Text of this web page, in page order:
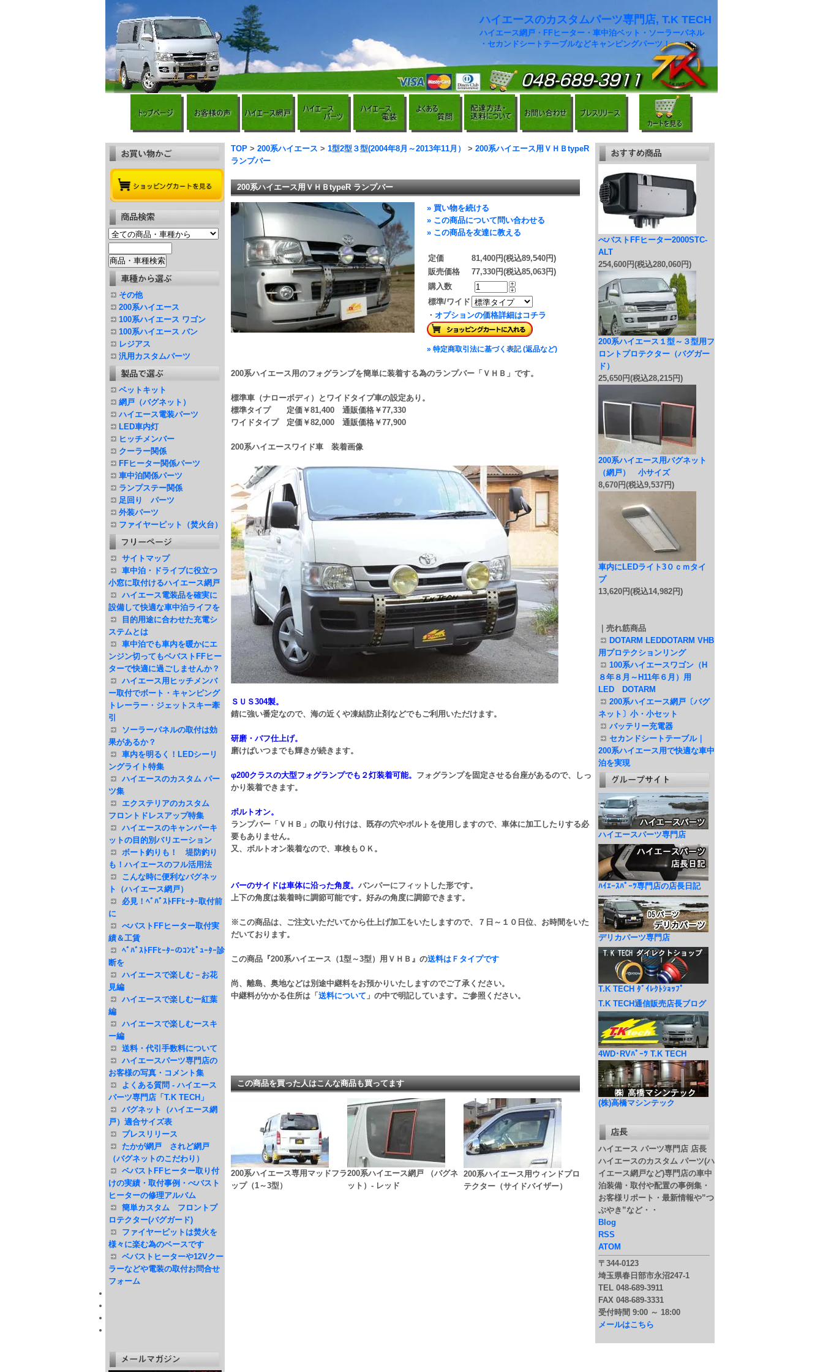
ハイエースのカスタムパーツ専門店, T.K TECH
ハイエース網戸・FFヒーター・車中泊ベット・ソーラーパネル
・セカンドシートテーブルなどキャンピングパーツ！
TOP > 200系ハイエース > 1型2型３型(2004年8月～2013年11月） > 200系ハイエース用ＶＨＢtypeR
ランプバー
200系ハイエース用ＶＨＢtypeR ランプバー
» 買い物を続ける
» この商品について問い合わせる
» この商品を友達に教える
定価
81,400円(税込89,540円)
販売価格
77,330円(税込85,063円)
購入数
標準/ワイド
・ オプションの価格詳細はコチラ
» 特定商取引法に基づく表記 (返品など)
200系ハイエース用のフォグランプを簡単に装着する為のランプバー「ＶＨＢ」です。
標準車（ナローボディ）とワイドタイプ車の設定あり。
標準タイプ 定価￥81,400 通販価格￥77,330
ワイドタイプ 定価￥82,000 通販価格￥77,900
200系ハイエースワイド車 装着画像
ＳＵＳ304製。
錆に強い番定なので、海の近くや凍結防止剤などでもご利用いただけます。
研磨・バフ仕上げ。
磨けばいつまでも輝きが続きます。
φ200クラスの大型フォグランプでも２灯装着可能。 フォグランプを固定させる台座があるので、しっ
かり装着できます。
ボルトオン。
ランプバー「ＶＨＢ」の取り付けは、既存の穴やボルトを使用しますので、車体に加工したりする必
要もありません。
又、ボルトオン装着なので、車検もＯＫ。
バーのサイドは車体に沿った角度。 バンパーにフィットした形です。
上下の角度は装着時に調節可能です。好みの角度に調節できます。
※この商品は、ご注文いただいてから仕上げ加工をいたしますので、７日～１０日位、お時間をいた
だいております。
この商品『200系ハイエース（1型～3型）用ＶＨＢ』の送料はＦタイプです
尚、離島、奥地などは別途中継料をお預かりいたしますのでご了承ください。
中継料がかかる住所は「 送料について 」の中で明記しています。ご参照ください。
この商品を買った人はこんな商品も買ってます
200系ハイエース専用マッドフラ
ップ（1～3型）
200系ハイエース網戸 （バグネ
ット）- レッド
200系ハイエース用ウィンドプロ
テクター（サイドバイザー）
その他
200系ハイエース
100系ハイエース ワゴン
100系ハイエース バン
レジアス
汎用カスタムパーツ
ベットキット
網戸（バグネット）
ハイエース電装パーツ
LED車内灯
ヒッチメンバー
クーラー関係
FFヒーター関係パーツ
車中泊関係パーツ
ランプステー関係
足回り パーツ
外装パーツ
ファイヤーピット（焚火台）
サイトマップ
車中泊・ドライブに役立つ
小窓に取付けるハイエース網戸
ハイエース電装品を確実に
設備して快適な車中泊ライフを
目的用途に合わせた充電シ
ステムとは
車中泊でも車内を暖かにエ
ンジン切ってもベバストFFヒー
ターで快適に過ごしませんか？
ハイエース用ヒッチメンバ
ー取付でボート・キャンピング
トレーラー・ジェットスキー牽
引
ソーラーパネルの取付は効
果があるか？
車内を明るく！LEDシーリ
ングライト特集
ハイエースのカスタム パー
ツ集
エクステリアのカスタム
フロントドレスアップ特集
ハイエースのキャンパーキ
ットの目的別バリエーション
ボート釣りも！ 堤防釣り
も！ハイエースのフル活用法
こんな時に便利なバグネッ
ト（ハイエース網戸）
必見！ﾍﾞﾊﾞｽﾄFFﾋｰﾀｰ取付前
に
べバストFFヒーター取付実
績＆工賃
ﾍﾞﾊﾞｽﾄFFﾋｰﾀｰのｺﾝﾋﾟｭｰﾀｰ診
断を
ハイエースで楽しむ－お花
見編
ハイエースで楽しむー紅葉
編
ハイエースで楽しむースキ
ー編
送料・代引手数料について
ハイエースパーツ専門店の
お客様の写真・コメント集
よくある質問 - ハイエース
パーツ専門店「T.K TECH」
バグネット（ハイエース網
戸）適合サイズ表
プレスリリース
たかが網戸 されど網戸
（バグネットのこだわり）
ベバストFFヒーター取り付
けの実績・取付事例・べバスト
ヒーターの修理アルバム
簡単カスタム フロントプ
ロテクター(バグガード)
ファイヤーピットは焚火を
様々に楽む為のベースです
ベバストヒーターや12Vクー
ラーなどや電装の取付お問合せ
フォーム
べバストFFヒーター2000STC-
ALT
254,600円(税込280,060円)
200系ハイエース１型～３型用フ
ロントプロテクター（バグガー
ド）
25,650円(税込28,215円)
200系ハイエース用バグネット
（網戸） 小サイズ
8,670円(税込9,537円)
車内にLEDライト3０ｃｍタイ
プ
13,620円(税込14,982円)
｜売れ筋商品
DOTARM LEDDOTARM VHB
用プロテクションリング
100系ハイエースワゴン（H
８年８月～H11年６月）用
LED DOTARM
200系ハイエース網戸〔バグ
ネット〕小・小セット
バッテリー充電器
セカンドシートテーブル｜
200系ハイエース用で快適な車中
泊を実現
ハイエースパーツ専門店
ﾊｲｴｰｽﾊﾟｰﾂ専門店の店長日記
デリカパーツ専門店
T.K TECH ﾀﾞｲﾚｸﾄｼｮｯﾌﾟ
T.K TECH通信販売店長ブログ
4WD･RVﾊﾟｰﾂ T.K TECH
(株)高橋マシンテック
ハイエース パーツ専門店 店長
ハイエースのカスタム パーツ(ハ
イエース網戸など)専門店の車中
泊装備・取付や配置の事例集・
お客様リポート・最新情報や”つ
ぶやき”など・・
Blog
RSS
ATOM
〒344-0123
埼玉県春日部市永沼247-1
TEL 048-689-3911
FAX 048-689-3331
受付時間 9:00 ～ 18:00
メールはこちら